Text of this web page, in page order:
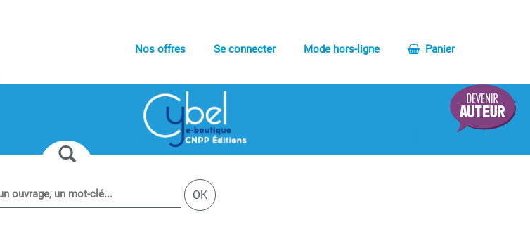
Nos offres Se connecter Mode hors-ligne Panier
OK